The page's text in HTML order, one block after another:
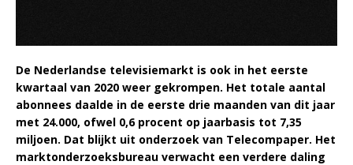
De Nederlandse televisiemarkt is ook in het eerste
kwartaal van 2020 weer gekrompen. Het totale aantal
abonnees daalde in de eerste drie maanden van dit jaar
met 24.000, ofwel 0,6 procent op jaarbasis tot 7,35
miljoen. Dat blijkt uit onderzoek van Telecompaper. Het
marktonderzoeksbureau verwacht een verdere daling